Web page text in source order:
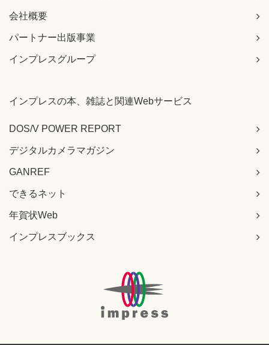
会社概要
パートナー出版事業
インプレスグループ
インプレスの本、雑誌と関連Webサービス
DOS/V POWER REPORT
デジタルカメラマガジン
GANREF
できるネット
年賀状Web
インプレスブックス